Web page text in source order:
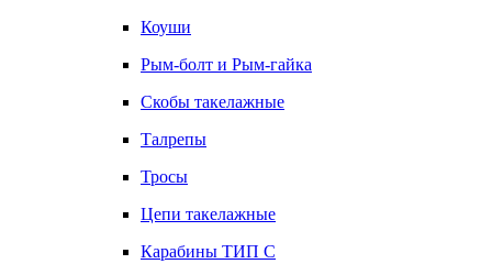
Коуши
Рым-болт и Рым-гайка
Скобы такелажные
Талрепы
Тросы
Цепи такелажные
Карабины ТИП C